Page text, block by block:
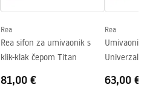
NE
Rea
Rea sifon za umivaonik s
klik-klak čepom Titan
81,00 €
Rea
Umivaonik
Univerzalno
63,00 €